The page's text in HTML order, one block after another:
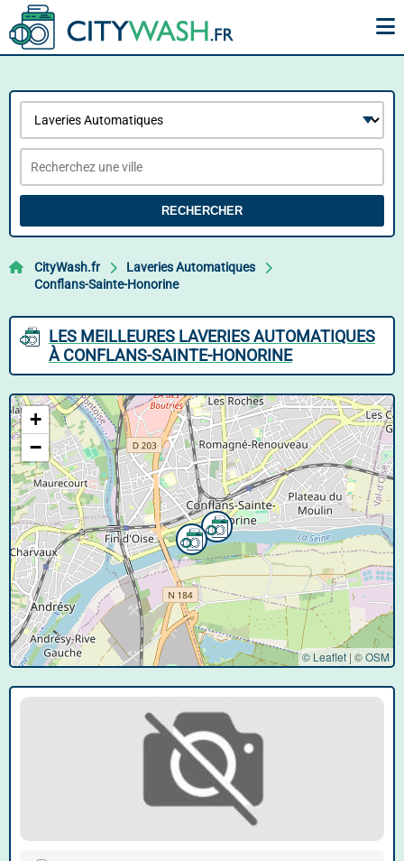
RECHERCHER
CityWash.fr
Laveries Automatiques
Conflans-Sainte-Honorine
LES MEILLEURES LAVERIES AUTOMATIQUES
À CONFLANS-SAINTE-HONORINE
+
−
© Leaflet | ©OSM